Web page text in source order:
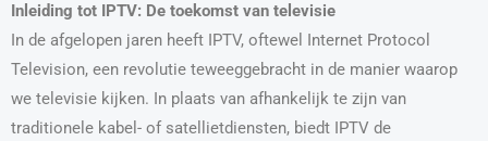
Inleiding tot IPTV: De toekomst van televisie
In de afgelopen jaren heeft IPTV, oftewel Internet Protocol
Television, een revolutie teweeggebracht in de manier waarop
we televisie kijken. In plaats van afhankelijk te zijn van
traditionele kabel- of satellietdiensten, biedt IPTV de